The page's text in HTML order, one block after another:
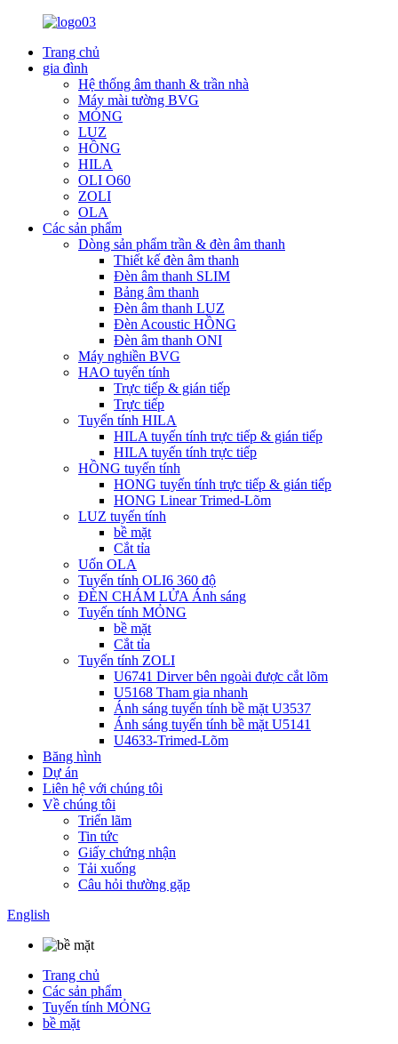
Trang chủ
gia đình
Hệ thống âm thanh & trần nhà
Máy mài tường BVG
MỎNG
LUZ
HỒNG
HILA
OLI O60
ZOLI
OLA
Các sản phẩm
Dòng sản phẩm trần & đèn âm thanh
Thiết kế đèn âm thanh
Đèn âm thanh SLIM
Bảng âm thanh
Đèn âm thanh LUZ
Đèn Acoustic HỒNG
Đèn âm thanh ONI
Máy nghiền BVG
HAO tuyến tính
Trực tiếp & gián tiếp
Trực tiếp
Tuyến tính HILA
HILA tuyến tính trực tiếp & gián tiếp
HILA tuyến tính trực tiếp
HỒNG tuyến tính
HONG tuyến tính trực tiếp & gián tiếp
HONG Linear Trimed-Lõm
LUZ tuyến tính
bề mặt
Cắt tỉa
Uốn OLA
Tuyến tính OLI6 360 độ
ĐÈN CHÁM LỬA Ánh sáng
Tuyến tính MỎNG
bề mặt
Cắt tỉa
Tuyến tính ZOLI
U6741 Dirver bên ngoài được cắt lõm
U5168 Tham gia nhanh
Ánh sáng tuyến tính bề mặt U3537
Ánh sáng tuyến tính bề mặt U5141
U4633-Trimed-Lõm
Băng hình
Dự án
Liên hệ với chúng tôi
Về chúng tôi
Triển lãm
Tin tức
Giấy chứng nhận
Tải xuống
Câu hỏi thường gặp
English
Trang chủ
Các sản phẩm
Tuyến tính MỎNG
bề mặt